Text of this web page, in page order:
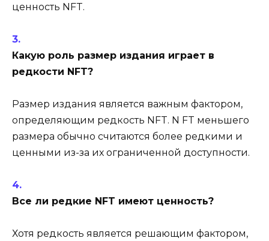
ценность NFT.
Какую роль размер издания играет в
редкости NFT?
Размер издания является важным фактором,
определяющим редкость NFT. N FT меньшего
размера обычно считаются более редкими и
ценными из-за их ограниченной доступности.
Все ли редкие NFT имеют ценность?
Хотя редкость является решающим фактором,